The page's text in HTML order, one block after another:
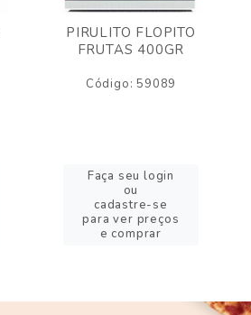
PIRULITO FLOPITO
FRUTAS 400GR
Código: 59089
Faça seu login
ou
cadastre-se
para ver preços
e comprar